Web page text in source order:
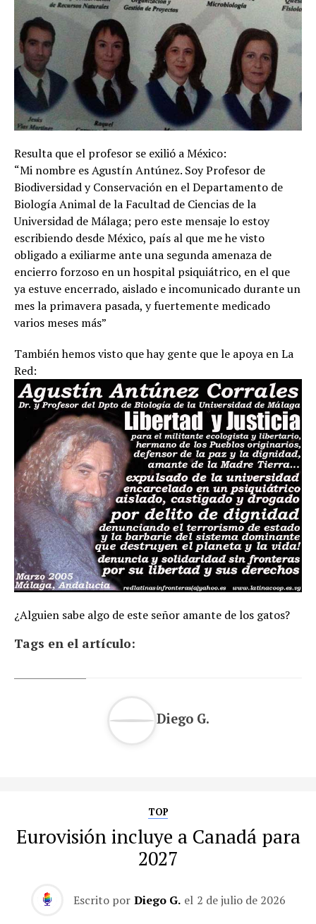
Resulta que el profesor se exilió a México:
“Mi nombre es Agustín Antúnez. Soy Profesor de
Biodiversidad y Conservación en el Departamento de
Biología Animal de la Facultad de Ciencias de la
Universidad de Málaga; pero este mensaje lo estoy
escribiendo desde México, país al que me he visto
obligado a exiliarme ante una segunda amenaza de
encierro forzoso en un hospital psiquiátrico, en el que
ya estuve encerrado, aislado e incomunicado durante un
mes la primavera pasada, y fuertemente medicado
varios meses más”
También hemos visto que hay gente que le apoya en La
Red:
¿Alguien sabe algo de este señor amante de los gatos?
Tags en el artículo:
Diego G.
TOP
Eurovisión incluye a Canadá para
2027
Escrito por Diego G. el 2 de julio de 2026